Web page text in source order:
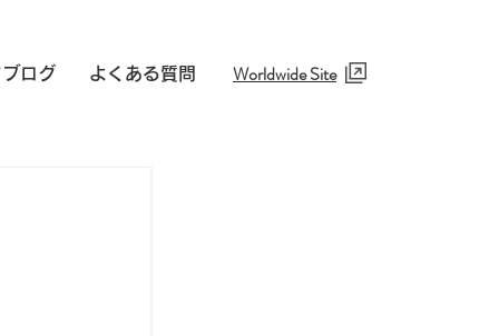
ログ よくある質問 Worldwide Site​